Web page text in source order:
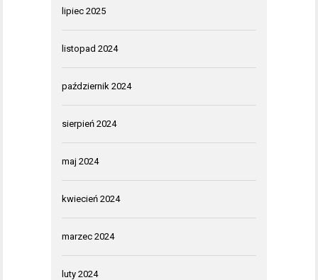
lipiec 2025
listopad 2024
październik 2024
sierpień 2024
maj 2024
kwiecień 2024
marzec 2024
luty 2024